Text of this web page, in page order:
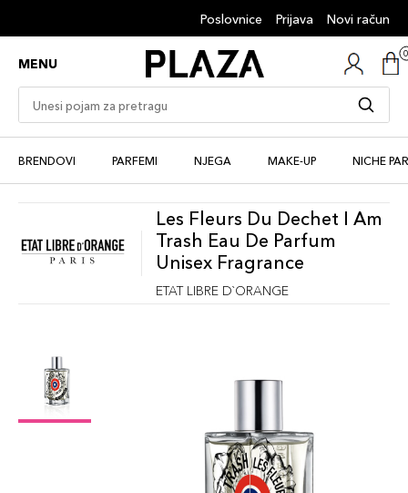
Poslovnice Prijava Novi račun
MENU
BRENDOVI PARFEMI NJEGA MAKE-UP NICHE
Les Fleurs Du Dechet I Am
Trash Eau De Parfum
Unisex Fragrance
ETAT LIBRE D`ORANGE